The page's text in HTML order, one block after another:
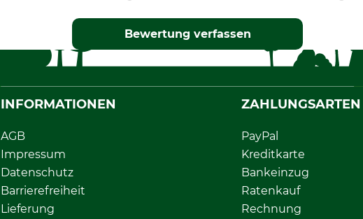
Bewertung verfassen
INFORMATIONEN
AGB
Impressum
Datenschutz
Barrierefreiheit
Lieferung
ZAHLUNGSARTEN
PayPal
Kreditkarte
Bankeinzug
Ratenkauf
Rechnung